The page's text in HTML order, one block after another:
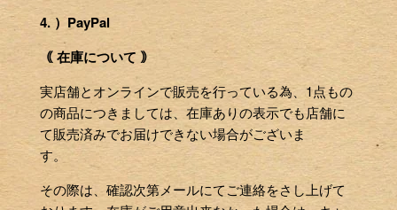
4. ）PayPal
｟ 在庫について ｠
実店舗とオンラインで販売を行っている為、1点もの
の商品につきましては、在庫ありの表示でも店舗に
て販売済みでお届けできない場合がございま
す。
その際は、確認次第メールにてご連絡をさし上げて